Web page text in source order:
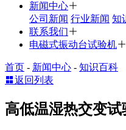
新闻中心
公司新闻 行业新闻 知
联系我们
电磁式振动台试验机
首页 - 新闻中心 - 知识百科
返回列表
高低温湿热交变试